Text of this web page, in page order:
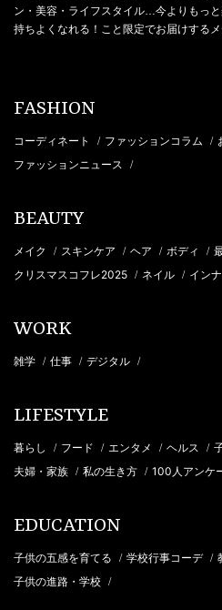
ン・美容・ライフスタイル…今よりもっ
持ちよくなれる！こと限定でお届けするメ
FASHION
コーディネート / ファッションコラム /
ファッションニュース /
BEAUTY
メイク / スキンケア / ヘア / ボディ /
クリスマスコフレ2025 / ネイル / イン
WORK
雑学 / 仕事 / デジタル /
LIFESTYLE
暮らし / フード / エンタメ / ヘルス /
夫婦・家族 / 私の生き方 / 100人アンケ
EDUCATION
子供の五感を育てる / 学校行事コーデ /
子供の進路・学校 /